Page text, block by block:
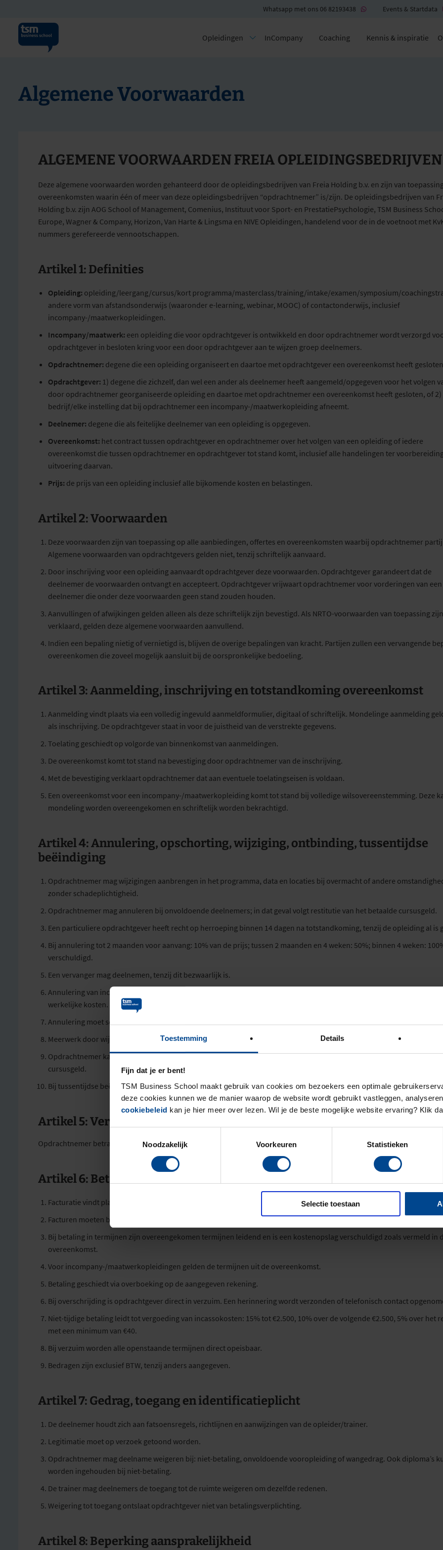
Toestemming Details
Fijn dat je er bent!
TSM Business School maakt gebruik van cookies om bezoekers een optimale
deze cookies kunnen we de manier waarop de website wordt gebruikt vastleggen,
cookiebeleid kan je hier meer over lezen. Wil je de beste mogelijke website ervaring? Klik
Noodzakelijk
Voorkeuren Statistieken
Selectie toestaan
Whatsapp met ons 06 82193438 Events & Startdata
Opleidingen InCompany Coaching Kennis & inspiratie
Algemene Voorwaarden
ALGEMENE VOORWAARDEN FREIA OPLEIDINGSBEDRIJVEN
Deze algemene voorwaarden worden gehanteerd door de opleidingsbedrijven van Freia Holding b.v. en zijn van
overeenkomsten waarin één of meer van deze opleidingsbedrijven “opdrachtnemer” is/zijn. De opleidingsbedrijven van
Holding b.v. zijn AOG School of Management, Comenius, Instituut voor Sport- en PrestatiePsychologie, TSM Business
Europe, Wagner & Company, Horizon, Van Harte & Lingsma en NIVE Opleidingen, handelend voor de in de voetnoot met
nummers gerefereerde vennootschappen.
Artikel 1: Definities
Opleiding: opleiding/leergang/cursus/kort programma/masterclass/training/intake/examen/symposium/
andere vorm van afstandsonderwijs (waaronder e-learning, webinar, MOOC) of contactonderwijs, inclusief
incompany-/maatwerkopleidingen.
Incompany/maatwerk: een opleiding die voor opdrachtgever is ontwikkeld en door opdrachtnemer wordt verzorgd
opdrachtgever in besloten kring voor een door opdrachtgever aan te wijzen groep deelnemers.
Opdrachtnemer: degene die een opleiding organiseert en daartoe met opdrachtgever een overeenkomst heeft
Opdrachtgever: 1) degene die zichzelf, dan wel een ander als deelnemer heeft aangemeld/opgegeven voor het volgen
door opdrachtnemer georganiseerde opleiding en daartoe met opdrachtnemer een overeenkomst heeft gesloten, of 2)
bedrijf/elke instelling dat bij opdrachtnemer een incompany-/maatwerkopleiding afneemt.
Deelnemer: degene die als feitelijke deelnemer van een opleiding is opgegeven.
Overeenkomst: het contract tussen opdrachtgever en opdrachtnemer over het volgen van een opleiding of iedere
overeenkomst die tussen opdrachtnemer en opdrachtgever tot stand komt, inclusief alle handelingen ter
uitvoering daarvan.
Prijs: de prijs van een opleiding inclusief alle bijkomende kosten en belastingen.
Artikel 2: Voorwaarden
Deze voorwaarden zijn van toepassing op alle aanbiedingen, offertes en overeenkomsten waarbij opdrachtnemer
Algemene voorwaarden van opdrachtgevers gelden niet, tenzij schriftelijk aanvaard.
Door inschrijving voor een opleiding aanvaardt opdrachtgever deze voorwaarden. Opdrachtgever garandeert dat de
deelnemer de voorwaarden ontvangt en accepteert. Opdrachtgever vrijwaart opdrachtnemer voor vorderingen van een
deelnemer die onder deze voorwaarden geen stand zouden houden.
Aanvullingen of afwijkingen gelden alleen als deze schriftelijk zijn bevestigd. Als NRTO-voorwaarden van toepassing zijn
verklaard, gelden deze algemene voorwaarden aanvullend.
Indien een bepaling nietig of vernietigd is, blijven de overige bepalingen van kracht. Partijen zullen een vervangende
overeenkomen die zoveel mogelijk aansluit bij de oorspronkelijke bedoeling.
Artikel 3: Aanmelding, inschrijving en totstandkoming overeenkomst
Aanmelding vindt plaats via een volledig ingevuld aanmeldformulier, digitaal of schriftelijk. Mondelinge aanmelding
als inschrijving. De opdrachtgever staat in voor de juistheid van de verstrekte gegevens.
Toelating geschiedt op volgorde van binnenkomst van aanmeldingen.
De overeenkomst komt tot stand na bevestiging door opdrachtnemer van de inschrijving.
Met de bevestiging verklaart opdrachtnemer dat aan eventuele toelatingseisen is voldaan.
Een overeenkomst voor een incompany-/maatwerkopleiding komt tot stand bij volledige wilsovereenstemming. Deze
mondeling worden overeengekomen en schriftelijk worden bekrachtigd.
Artikel 4: Annulering, opschorting, wijziging, ontbinding, tussentijdse
beëindiging
Opdrachtnemer mag wijzigingen aanbrengen in het programma, data en locaties bij overmacht of andere
zonder schadeplichtigheid.
Opdrachtnemer mag annuleren bij onvoldoende deelnemers; in dat geval volgt restitutie van het betaalde cursusgeld.
Een particuliere opdrachtgever heeft recht op herroeping binnen 14 dagen na totstandkoming, tenzij de opleiding al is
Bij annulering tot 2 maanden voor aanvang: 10% van de prijs; tussen 2 maanden en 4 weken: 50%; binnen 4 weken:
verschuldigd.
Een vervanger mag deelnemen, tenzij dit bezwaarlijk is.
Annulering van incompany-/maatwerkopleidingen na ondertekening betekent 100% van de prijs. Bij verschuiving >4
werkelijke kosten. Bij verschuiving <4 weken: 75% van de prijs van de onderdelen/modules.
Annulering moet schriftelijk of digitaal plaatsvinden en bevestigd worden.
Meerwerk door wijzigingen wordt apart overeengekomen en gefactureerd.
Opdrachtnemer kan bij overmacht ontbinden of opschorten zonder schadeplichtigheid, met evenredige restitutie van
cursusgeld.
Bij tussentijdse beëindiging door opdrachtgever is geen restitutie mogelijk.
Artikel 5: Verplichtingen opdrachtnemer
Opdrachtnemer betracht zorgvuldigheid en levert de redelijke kwaliteit die verwacht mag worden.
Artikel 6: Betaling
Facturatie vindt plaats naar het opgegeven adres. Betaling blijft verplicht, ook bij afwijkende tenaamstelling/adres.
Facturen moeten binnen 14 dagen en uiterlijk vóór aanvang van de opleiding betaald zijn. Verrekening is niet toegestaan.
Bij betaling in termijnen zijn overeengekomen termijnen leidend en is een kostenopslag verschuldigd zoals vermeld in
overeenkomst.
Voor incompany-/maatwerkopleidingen gelden de termijnen uit de overeenkomst.
Betaling geschiedt via overboeking op de aangegeven rekening.
Bij overschrijding is opdrachtgever direct in verzuim. Een herinnering wordt verzonden of telefonisch contact
Niet-tijdige betaling leidt tot vergoeding van incassokosten: 15% tot €2.500, 10% over de volgende €2.500, 5% over het
met een minimum van €40.
Bij verzuim worden alle openstaande termijnen direct opeisbaar.
Bedragen zijn exclusief BTW, tenzij anders aangegeven.
Artikel 7: Gedrag, toegang en identificatieplicht
De deelnemer houdt zich aan fatsoensregels, richtlijnen en aanwijzingen van de opleider/trainer.
Legitimatie moet op verzoek getoond worden.
Opdrachtnemer mag deelname weigeren bij: niet-betaling, onvoldoende vooropleiding of wangedrag. Ook diploma’s
worden ingehouden bij niet-betaling.
De trainer mag deelnemers de toegang tot de ruimte weigeren om dezelfde redenen.
Weigering tot toegang ontslaat opdrachtgever niet van betalingsverplichting.
Artikel 8: Beperking aansprakelijkheid